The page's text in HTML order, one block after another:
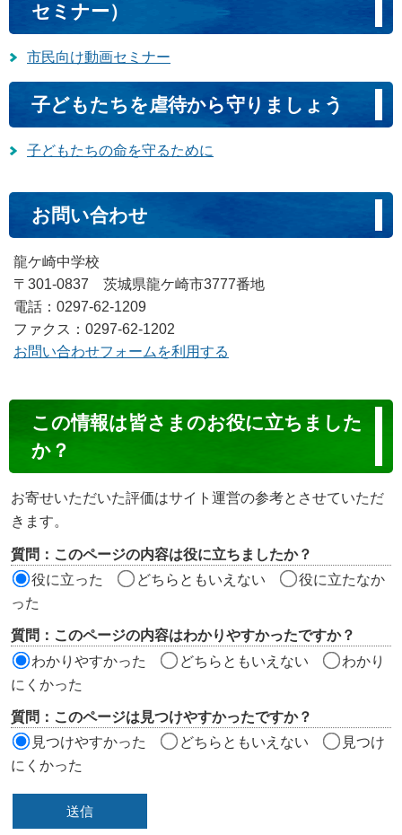
セミナー）
市民向け動画セミナー
子どもたちを虐待から守りましょう
子どもたちの命を守るために
お問い合わせ
龍ケ崎中学校
〒301-0837 茨城県龍ケ崎市3777番地
電話：0297-62-1209
ファクス：0297-62-1202
お問い合わせフォームを利用する
ン
ン
ツ
評
価
ア
この情報は皆さまのお役に立ちました
か？
お寄せいただいた評価はサイト運営の参考とさせていただ
きます。
質問：このページの内容は役に立ちましたか？
役に立った
どちらともいえない
役に立たなか
った
質問：このページの内容はわかりやすかったですか？
わかりやすかった
どちらともいえない
わかり
にくかった
質問：このページは見つけやすかったですか？
見つけやすかった
どちらともいえない
見つけ
にくかった